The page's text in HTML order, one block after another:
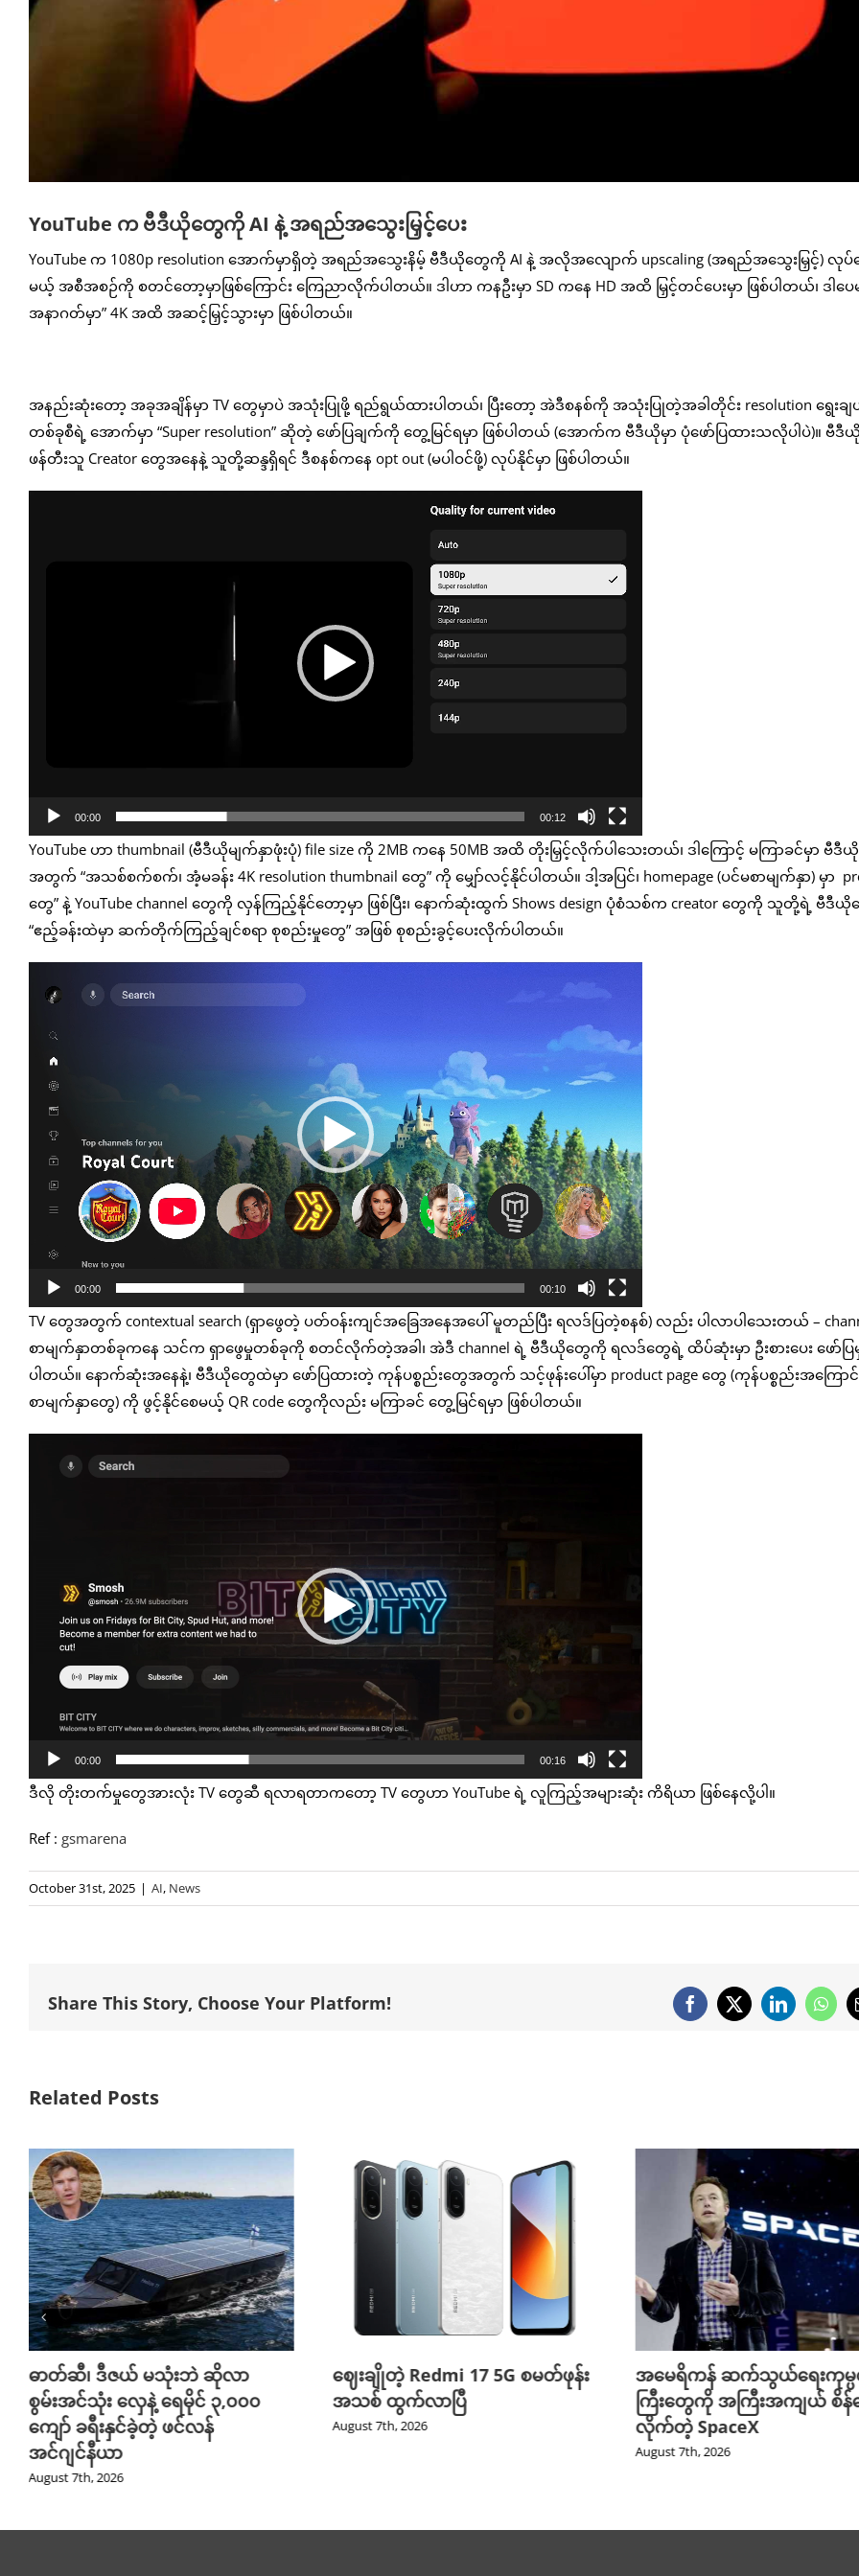
YouTube က ဗီဒီယိုတွေကို AI နဲ့ အရည်အသွေးမြှင့်ပေး
YouTube က 1080p resolution အောက်မှာရှိတဲ့ အရည်အသွေးနိမ့် ဗီဒီယိုတွေကို AI နဲ့ အလိုအလျောက် upscaling (အရည်အသွေးမြှင့်) လုပ်
မယ့် အစီအစဉ်ကို စတင်တော့မှာဖြစ်ကြောင်း ကြေညာလိုက်ပါတယ်။ ဒါဟာ ကနဦးမှာ SD ကနေ HD အထိ မြှင့်တင်ပေးမှာ ဖြစ်ပါတယ်၊ ဒါပ
အနာဂတ်မှာ” 4K အထိ အဆင့်မြှင့်သွားမှာ ဖြစ်ပါတယ်။
အနည်းဆုံးတော့ အခုအချိန်မှာ TV တွေမှာပဲ အသုံးပြုဖို့ ရည်ရွယ်ထားပါတယ်၊ ပြီးတော့ အဲဒီစနစ်ကို အသုံးပြုတဲ့အခါတိုင်း resolution ရွေးခ
တစ်ခုစီရဲ့ အောက်မှာ “Super resolution” ဆိုတဲ့ ဖော်ပြချက်ကို တွေ့မြင်ရမှာ ဖြစ်ပါတယ် (အောက်က ဗီဒီယိုမှာ ပုံဖော်ပြထားသလိုပါပဲ)။ ဗီဒီယို
ဖန်တီးသူ Creator တွေအနေနဲ့ သူတို့ဆန္ဒရှိရင် ဒီစနစ်ကနေ opt out (မပါဝင်ဖို့) လုပ်နိုင်မှာ ဖြစ်ပါတယ်။
00:00 00:12
YouTube ဟာ thumbnail (ဗီဒီယိုမျက်နှာဖုံးပုံ) file size ကို 2MB ကနေ 50MB အထိ တိုးမြှင့်လိုက်ပါသေးတယ်၊ ဒါကြောင့် မကြာခင်မှာ ဗီဒီ
အတွက် “အသစ်စက်စက်၊ အံ့မခန်း 4K resolution thumbnail တွေ” ကို မျှော်လင့်နိုင်ပါတယ်။ ဒါ့အပြင်၊ homepage (ပင်မစာမျက်နှာ) မှာ
တွေ” နဲ့ YouTube channel တွေကို လှန်ကြည့်နိုင်တော့မှာ ဖြစ်ပြီး၊ နောက်ဆုံးထွက် Shows design ပုံစံသစ်က creator တွေကို သူတို့ရဲ့ ဗီဒီ
“ဧည့်ခန်းထဲမှာ ဆက်တိုက်ကြည့်ချင်စရာ စုစည်းမှုတွေ” အဖြစ် စုစည်းခွင့်ပေးလိုက်ပါတယ်။
Player
00:00 00:10
TV တွေအတွက် contextual search (ရှာဖွေတဲ့ ပတ်ဝန်းကျင်အခြေအနေအပေါ် မူတည်ပြီး ရလဒ်ပြတဲ့စနစ်) လည်း ပါလာပါသေးတယ် –
စာမျက်နှာတစ်ခုကနေ သင်က ရှာဖွေမှုတစ်ခုကို စတင်လိုက်တဲ့အခါ၊ အဲဒီ channel ရဲ့ ဗီဒီယိုတွေကို ရလဒ်တွေရဲ့ ထိပ်ဆုံးမှာ ဦးစားပေး ဖော်ပြမှ
ပါတယ်။ နောက်ဆုံးအနေနဲ့၊ ဗီဒီယိုတွေထဲမှာ ဖော်ပြထားတဲ့ ကုန်ပစ္စည်းတွေအတွက် သင့်ဖုန်းပေါ်မှာ product page တွေ (ကုန်ပစ္စည်းအကြောင်
စာမျက်နှာတွေ) ကို ဖွင့်နိုင်စေမယ့် QR code တွေကိုလည်း မကြာခင် တွေ့မြင်ရမှာ ဖြစ်ပါတယ်။
Player
00:00 00:16
ဒီလို တိုးတက်မှုတွေအားလုံး TV တွေဆီ ရလာရတာကတော့ TV တွေဟာ YouTube ရဲ့ လူကြည့်အများဆုံး ကိရိယာ ဖြစ်နေလို့ပါ။
Ref : gsmarena
October 31st, 2025 | AI, News
Share This Story, Choose Your Platform! Facebook
X LinkedIn
Related Posts
ဓာတ်ဆီ၊ ဒီဇယ် မသုံးဘဲ ဆိုလာ
စွမ်းအင်သုံး လှေနဲ့ ရေမိုင် ၃,၀၀၀
ကျော် ခရီးနှင်ခဲ့တဲ့ ဖင်လန်
အင်ဂျင်နီယာ
August 7th, 2026
ဈေးချိုတဲ့ Redmi 17 5G စမတ်ဖုန်း
အသစ် ထွက်လာပြီ
August 7th, 2026
အမေရိကန် ဆက်သွယ်ရေးကုမ္
ကြီးတွေကို အကြီးအကျယ် စိန်ခ
လိုက်တဲ့ SpaceX
August 7th, 2026